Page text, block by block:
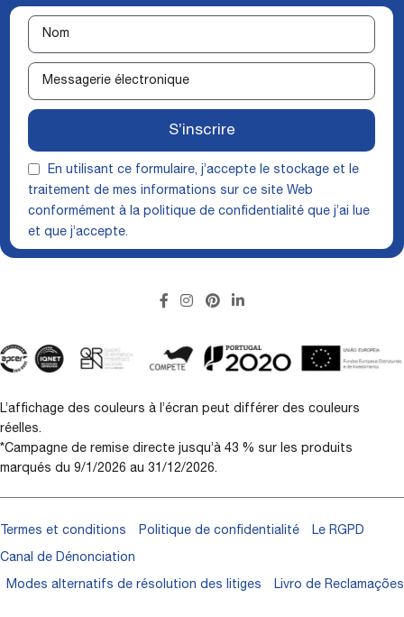
En utilisant ce formulaire, j’accepte le stockage et le
traitement de mes informations sur ce site Web
conformément à la politique de confidentialité que j’ai lue
et que j’accepte.
S’inscrire
L’affichage des couleurs à l’écran peut différer des couleurs
réelles.
*Campagne de remise directe jusqu’à 43 % sur les produits
marqués du 9/1/2026 au 31/12/2026.
Termes et conditions Politique de confidentialité Le RGPD
Canal de Dénonciation
Modes alternatifs de résolution des litiges Livro de Reclamações